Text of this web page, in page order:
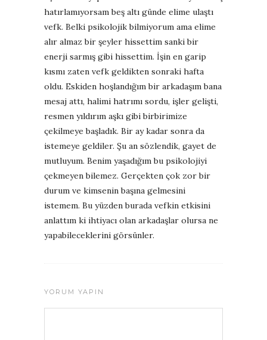
hatırlamıyorsam beş altı günde elime ulaştı
vefk. Belki psikolojik bilmiyorum ama elime
alır almaz bir şeyler hissettim sanki bir
enerji sarmış gibi hissettim. İşin en garip
kısmı zaten vefk geldikten sonraki hafta
oldu. Eskiden hoşlandığım bir arkadaşım bana
mesaj attı, halimi hatrımı sordu, işler gelişti,
resmen yıldırım aşkı gibi birbirimize
çekilmeye başladık. Bir ay kadar sonra da
istemeye geldiler. Şu an sözlendik, gayet de
mutluyum. Benim yaşadığım bu psikolojiyi
çekmeyen bilemez. Gerçekten çok zor bir
durum ve kimsenin başına gelmesini
istemem. Bu yüzden burada vefkin etkisini
anlattım ki ihtiyacı olan arkadaşlar olursa ne
yapabileceklerini görsünler.
YORUM YAPIN